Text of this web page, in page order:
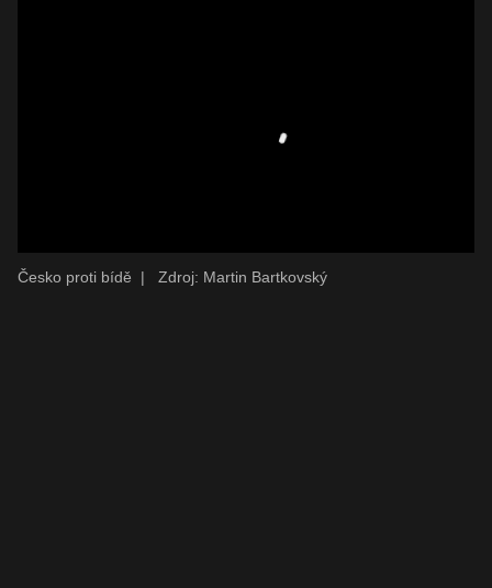
Česko proti bídě | Zdroj: Martin Bartkovský